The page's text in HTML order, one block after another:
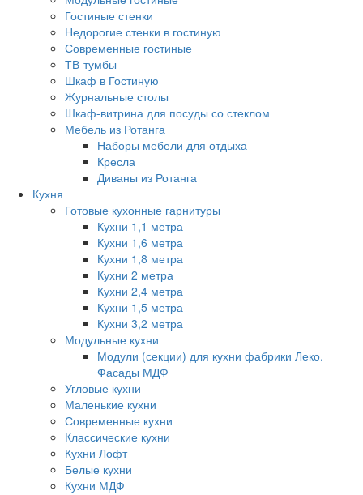
Гостиные стенки
Недорогие стенки в гостиную
Современные гостиные
ТВ-тумбы
Шкаф в Гостиную
Журнальные столы
Шкаф-витрина для посуды со стеклом
Мебель из Ротанга
Наборы мебели для отдыха
Кресла
Диваны из Ротанга
Кухня
Готовые кухонные гарнитуры
Кухни 1,1 метра
Кухни 1,6 метра
Кухни 1,8 метра
Кухни 2 метра
Кухни 2,4 метра
Кухни 1,5 метра
Кухни 3,2 метра
Модульные кухни
Модули (секции) для кухни фабрики Леко.
Фасады МДФ
Угловые кухни
Маленькие кухни
Современные кухни
Классические кухни
Кухни Лофт
Белые кухни
Кухни МДФ